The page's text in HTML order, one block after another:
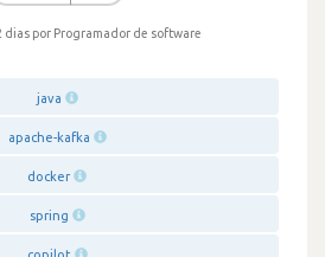
dias por Programador de software
java
apache-kafka
docker
spring